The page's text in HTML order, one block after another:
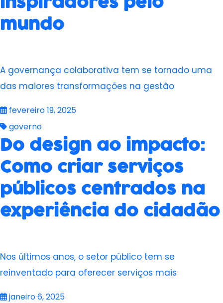
mundo
A governança colaborativa tem se tornado uma
das maiores transformações na gestão
fevereiro 19, 2025
governo
Do design ao impacto:
Como criar serviços
públicos centrados na
experiência do cidadão
Nos últimos anos, o setor público tem se
reinventado para oferecer serviços mais
janeiro 6, 2025